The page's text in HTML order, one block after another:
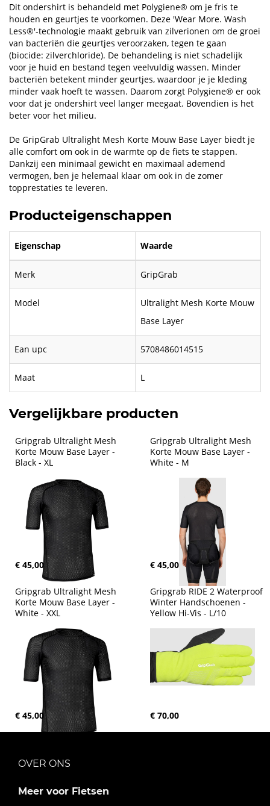
Dit ondershirt is behandeld met Polygiene® om je fris te
houden en geurtjes te voorkomen. Deze 'Wear More. Wash
Less®'-technologie maakt gebruik van zilverionen om de groei
van bacteriën die geurtjes veroorzaken, tegen te gaan
(biocide: zilverchloride). De behandeling is niet schadelijk
voor je huid en bestand tegen veelvuldig wassen. Minder
bacteriën betekent minder geurtjes, waardoor je je kleding
minder vaak hoeft te wassen. Daarom zorgt Polygiene® er ook
voor dat je ondershirt veel langer meegaat. Bovendien is het
beter voor het milieu.
De GripGrab Ultralight Mesh Korte Mouw Base Layer biedt je
alle comfort om ook in de warmte op de fiets te stappen.
Dankzij een minimaal gewicht en maximaal ademend
vermogen, ben je helemaal klaar om ook in de zomer
topprestaties te leveren.
Producteigenschappen
Eigenschap Waarde
Merk GripGrab
Model
Ultralight Mesh Korte Mouw
Base Layer
Ean upc 5708486014515
Maat L
Vergelijkbare producten
Gripgrab Ultralight Mesh
Korte Mouw Base Layer -
Black - XL
€ 45,00
Gripgrab Ultralight Mesh
Korte Mouw Base Layer -
White - M
€ 45,00
Gripgrab Ultralight Mesh
Korte Mouw Base Layer -
White - XXL
€ 45,00
Gripgrab RIDE 2 Waterproof
Winter Handschoenen -
Yellow Hi-Vis - L/10
€ 70,00
OVER ONS
Meer voor Fietsen